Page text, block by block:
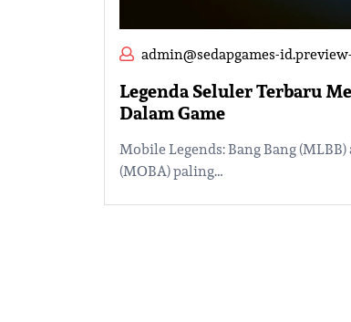
admin@sedapgames-
Legenda Seluler Terbaru
Dalam Game
Mobile Legends: Bang Bang
(MOBA) paling…